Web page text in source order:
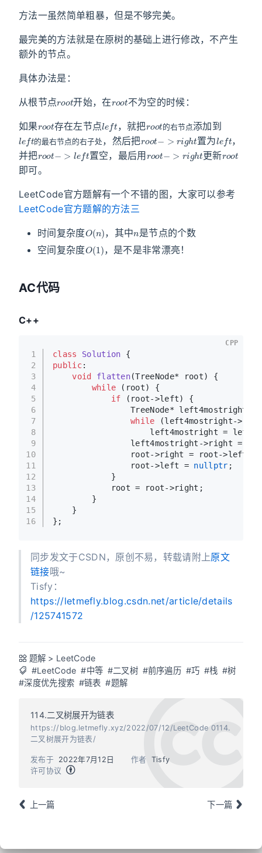
方法一虽然简单粗暴，但是不够完美。
最完美的方法就是在原树的基础上进行修改，不产生
额外的节点。
具体办法是：
从根节点 开始，在 不为空的时候：
如果 存在左节点 ，就把 添加到
left的最右节点的右
子处
，然后把
root−>ri ght
置为
le
，
并把
root −>left
置空，最后用
root −> r ight
更新
roo
即可。
LeetCode官方题解有一个不错的图，大家可以参考
LeetCode官方题解的方法三
时间复杂度 ，其中 是节点的个数
空间复杂度
( )
，是不是非常漂亮！
AC代码
C++
1
2
3
4
5
6
7
8
9
10
11
12
13
14
15
16
class Solution {
public:
void
flatten(TreeNode* root)
{
while (root) {
if (root->left) {
TreeNode* left4mostright =
while (left4mostright-
left4mostright =
left4mostright->right =
                root->right = root->left;
                root->left =
nullptr ;
            }
            root = root->right;
        }
    }
};
CPP
同步发文于CSDN，原创不易，转载请附上原文
链接哦~
Tisfy：
https://letmefly.blog.csdn.net/article/details
/125741572
题解 > LeetCode
#LeetCode #中等 #二叉树 #前序遍历 #巧 #栈 #树
#深度优先搜索 #链表 #题解
114.二叉树展开为链表
https://blog.letmefly.xyz/2022/07/12/LeetCode 0114.
二叉树展开为链表/
作者 Tisfy
发布于
2022年7月12日
许可协议
上一篇 下一篇